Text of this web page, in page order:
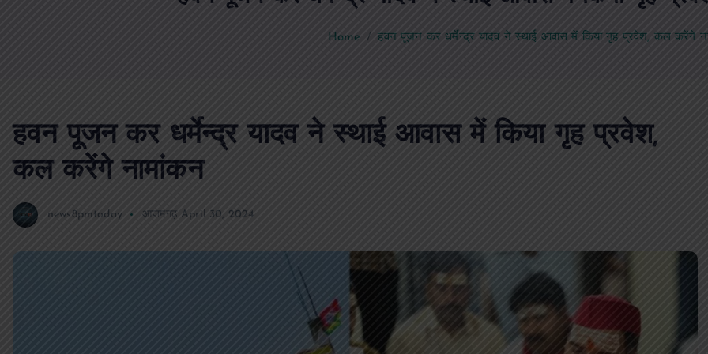
Home हवन पूजन कर धर्मेन्द्र यादव ने स्थाई आवास में किया गृह प्रवेश, कल करेंगे
हवन पूजन कर धर्मेन्द्र यादव ने स्थाई आवास में किया गृह प्रवेश,
कल करेंगे नामांकन
news8pmtoday आजमगढ़ April 30, 2024
डॉ. धनन्जय पाण्डेय बने अध्यक्ष, डॉ. अलेन्द्र
सचिव निर्विरोध निर्वाचित
news8pmtoday August 6, 2026